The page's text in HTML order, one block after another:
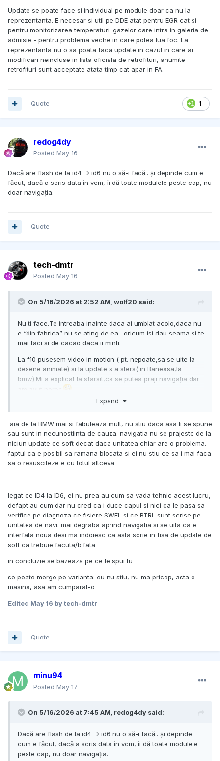
Update se poate face si individual pe module doar ca nu la
reprezentanta. E necesar si util pe DDE atat pentru EGR cat si
pentru monitorizarea temperaturii gazelor care intra in galeria de
admisie - pentru problema veche in care potea lua foc. La
reprezentanta nu o sa poata faca update in cazul in care ai
modificari neincluse in lista oficiala de retrofituri, anumite
retrofituri sunt acceptate atata timp cat apar in FA.
1
Quote
redog4dy
Posted May 16
Dacă are flash de la id4 -> id6 nu o să-i facă.. și depinde cum e
făcut, dacă a scris data în vcm, îi dă toate modulele peste cap, nu
doar navigația.
Quote
tech-dmtr
Posted May 16
On 5/16/2026 at 2:52 AM, wolf20 said:
Nu ti face.Te intreaba inainte daca ai umblat acolo,daca nu
e “din fabrica” nu se ating de ea…oricum isi dau seama si te
mai faci si de cacao daca ii minti.
La f10 pusesem video in motion ( pt. nepoate,sa se uite la
desene animate) si la update s a sters( in Baneasa,la
bmw).Mi a explicat la sfarsit,ca se putea praji navigația dar
Expand
aia de la BMW mai si fabuleaza mult, nu stiu daca asa li se spune
sau sunt in necunostiinta de cauza. navigatia nu se prajeste de la
niciun update de soft decat daca unitatea chiar are o problema.
faptul ca e posibil sa ramana blocata si ei nu stiu ce sa i mai faca
sa o resusciteze e cu totul altceva
legat de ID4 la ID6, ei nu prea au cum sa vada tehnic acest lucru,
defapt au cum dar nu cred ca i duce capul si nici ca le pasa sa
verifice pe diagnoza ce fisiere SWFL si ce BTRL sunt scrise pe
unitatea de navi. mai degraba aprind navigatia si se uita ca e
interfata noua desi ma indoiesc ca asta scrie in fisa de update de
soft ca trebuie facuta/bifata
in concluzie se bazeaza pe ce le spui tu
se poate merge pe varianta: eu nu stiu, nu ma pricep, asta e
masina, asa am cumparat-o
Edited May 16 by tech-dmtr
Quote
minu94
Posted May 17
On 5/16/2026 at 7:45 AM, redog4dy said:
Dacă are flash de la id4 -> id6 nu o să-i facă.. și depinde
cum e făcut, dacă a scris data în vcm, îi dă toate modulele
peste cap, nu doar navigația.